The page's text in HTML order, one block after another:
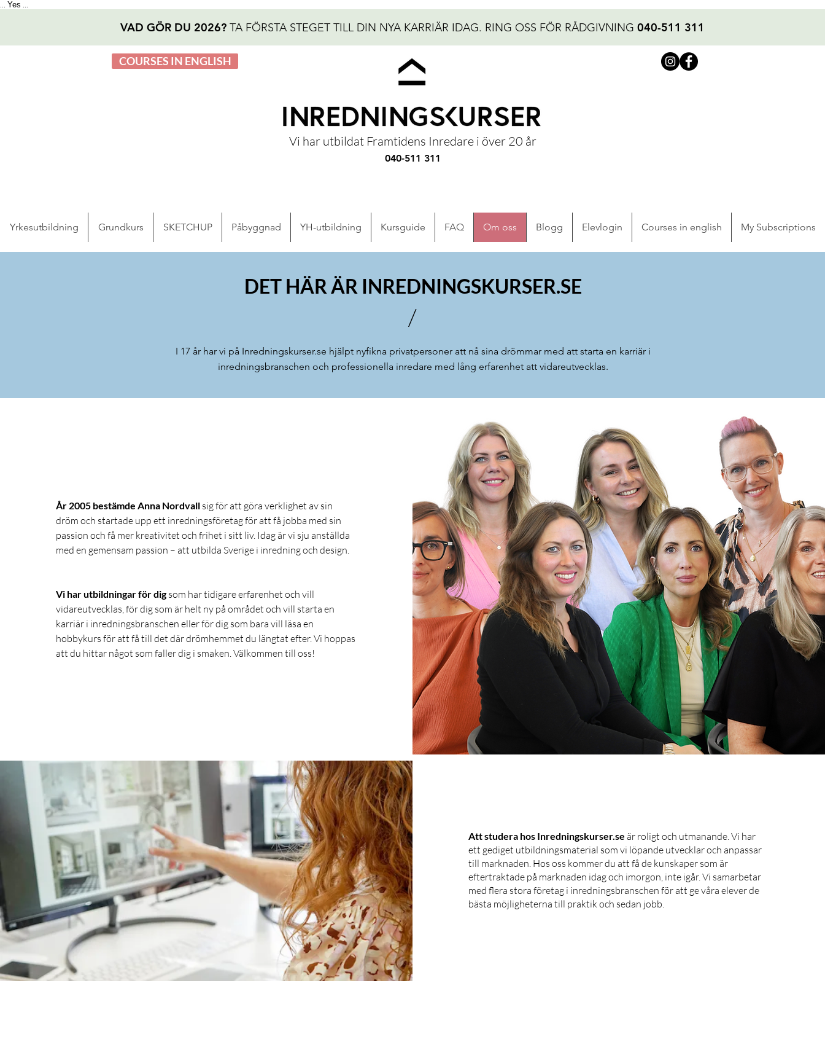
Yes
VAD GÖR DU 2026? TA FÖRSTA STEGET TILL DIN NYA KARRIÄR IDAG. RING OSS FÖR RÅDGIVNING 040-511 311
COURSES IN ENGLISH
Vi har utbildat Framtidens Inredare i över 20 år
040-511 311
Yrkesutbildning Grundkurs SKETCHUP Påbyggnad YH-utbildning Kursguide FAQ Om oss Blogg Elevlogin Courses in english My Subscriptions
DET HÄR ÄR INREDNINGSKURSER.SE
/
I 17 år har vi på Inredningskurser.se hjälpt nyfikna privatpersoner att nå sina drömmar med att starta en karriär i
inredningsbranschen och professionella inredare med lång erfarenhet att vidareutvecklas.
År 2005 bestämde Anna Nordvall sig för att göra verklighet av sin
dröm och startade upp ett inredningsföretag för att få jobba med sin
passion och få mer kreativitet och frihet i sitt liv. Idag är vi sju anställda
med en gemensam passion – att utbilda Sverige i inredning och design.
Vi har utbildningar för digsom har tidigare erfarenhet och vill
vidareutvecklas, för dig som är helt ny på området och vill starta en
karriär i inredningsbranschen eller för dig som bara vill läsa en
hobbykurs för att få till det där drömhemmet du längtat efter. Vi hoppas
att du hittar något som faller dig i smaken. Välkommen till oss!
Att studera hos Inredningskurser.se är roligt och utmanande. Vi har
ett gediget utbildningsmaterial som vi löpande utvecklar och anpassar
till marknaden. Hos oss kommer du att få de kunskaper som är
eftertraktade på marknaden idag och imorgon, inte igår. Vi samarbetar
med flera stora företag i inredningsbranschen för att ge våra elever de
bästa möjligheterna till praktik och sedan jobb.